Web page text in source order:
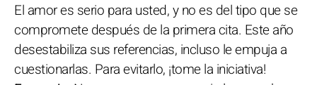
El amor es serio para usted, y no es del tipo que se
compromete después de la primera cita. Este año
desestabiliza sus referencias, incluso le empuja a
cuestionarlas. Para evitarlo, ¡tome la iniciativa!